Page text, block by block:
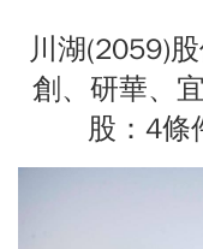
川湖(2059)
創、研華、
股：4條